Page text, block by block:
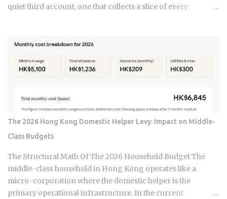
quiet third account, one that collects a slice of every
does and why it moves, you can budget with confidence
instead of getting blindsided by a bill you never saw
coming. The setup happens automatically for most
borrowers at closing. Lenders calculate your estimated
add that figure on top of your principal and interest
payment. Bills don't arrive exactly when the account opens,
so lenders usually require a cushion: you prepay a few
months of escrow deposits upfront so the account isn't
sitting empty when the first tax or insurance bill lands. One
monthly payment covers principal, interest, taxes, and
insurance, a structure lende...
The 2026 Hong Kong Domestic Helper Levy: Impact on Middle-
Class Budgets
The Structural Math Of The 2026 Household Budget The
middle-class household in Hong Kong operates like a
micro-corporation where the domestic helper is the
primary operational infrastructure. In the current